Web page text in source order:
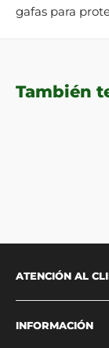
gafas para
También
ATENCIÓN AL
Estamos
víaWhatsApp
INFORMACIÓN